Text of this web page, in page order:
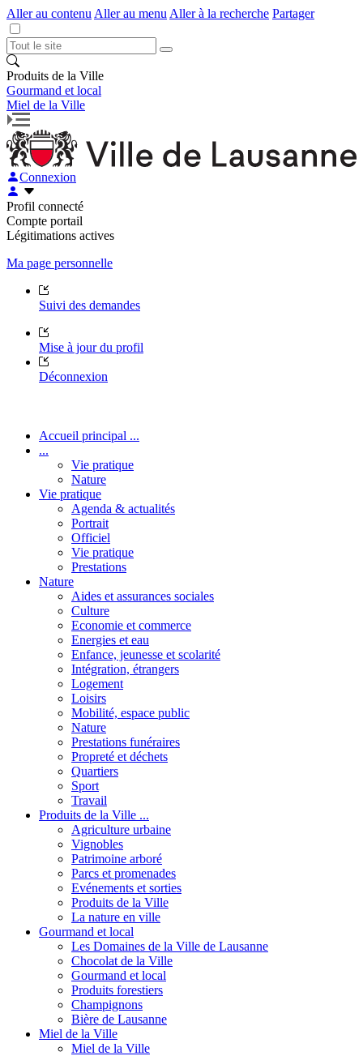
Aller au contenu Aller au menu Aller à la recherche Partager
Produits de la Ville
Gourmand et local
Miel de la Ville
Connexion
Profil connecté
Compte portail
Légitimations actives
Ma page personnelle
Suivi des demandes
Mise à jour du profil
Déconnexion
Accueil principal ...
...
Vie pratique
Nature
Vie pratique
Agenda & actualités
Portrait
Officiel
Vie pratique
Prestations
Nature
Aides et assurances sociales
Culture
Economie et commerce
Energies et eau
Enfance, jeunesse et scolarité
Intégration, étrangers
Logement
Loisirs
Mobilité, espace public
Nature
Prestations funéraires
Propreté et déchets
Quartiers
Sport
Travail
Produits de la Ville ...
Agriculture urbaine
Vignobles
Patrimoine arboré
Parcs et promenades
Evénements et sorties
Produits de la Ville
La nature en ville
Gourmand et local
Les Domaines de la Ville de Lausanne
Chocolat de la Ville
Gourmand et local
Produits forestiers
Champignons
Bière de Lausanne
Miel de la Ville
Miel de la Ville